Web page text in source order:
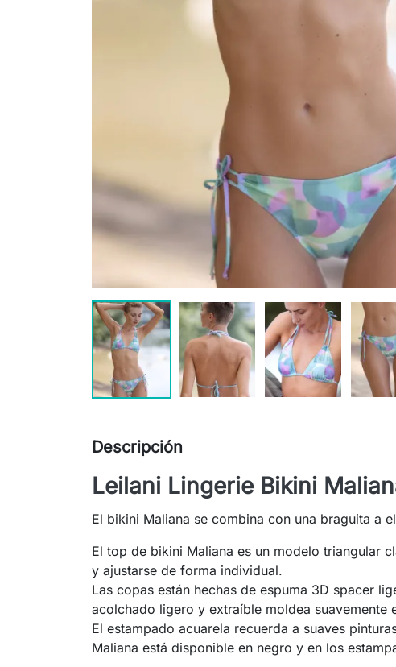
Descripción
Leilani Lingerie Bikini
El bikini Maliana se combina con una braguita a
El top de bikini Maliana es un modelo triangular
y ajustarse de forma individual.
Las copas están hechas de espuma 3D spacer
acolchado ligero y extraíble moldea
El estampado acuarela recuerda a suaves
Maliana está disponible en negro y en los